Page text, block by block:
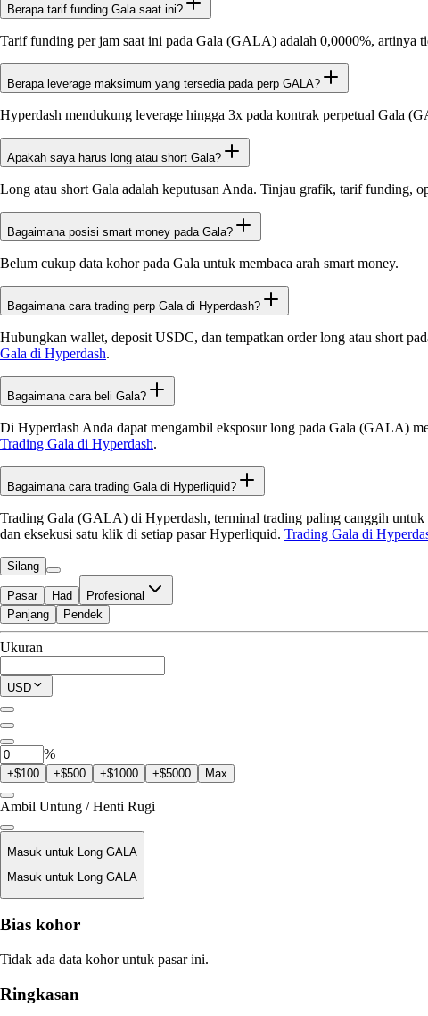
Berapa tarif funding Gala saat ini?
Tarif funding per jam saat ini pada Gala (GALA) adalah 0,0000%, artinya
Berapa leverage maksimum yang tersedia pada perp GALA?
Hyperdash mendukung leverage hingga 3x pada kontrak perpetual Gala
Apakah saya harus long atau short Gala?
Long atau short Gala adalah keputusan Anda. Tinjau grafik, tarif funding,
Bagaimana posisi smart money pada Gala?
Belum cukup data kohor pada Gala untuk membaca arah smart money.
Bagaimana cara trading perp Gala di Hyperdash?
Hubungkan wallet, deposit USDC, dan tempatkan order long atau short
Gala di Hyperdash.
Bagaimana cara beli Gala?
Di Hyperdash Anda dapat mengambil eksposur long pada Gala (GALA)
Trading Gala di Hyperdash.
Bagaimana cara trading Gala di Hyperliquid?
Trading Gala (GALA) di Hyperdash, terminal trading paling canggih
dan eksekusi satu klik di setiap pasar Hyperliquid. Trading Gala di
Silang
Pasar Had Profesional
Tersedia untuk Perdagangan
$0.00
Posisi Saat Ini
Panjang Pendek
Ukuran
USD
%
+$100 +$500 +$1000 +$5000 Max
Ambil Untung / Henti Rugi
Masuk untuk Long GALA
Masuk untuk Long GALA
Harga Likuidasi
T/A
Bias kohor
Tidak ada data kohor untuk pasar ini.
Ringkasan